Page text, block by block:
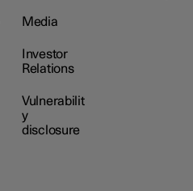
Media
Investor
Relations
Vulnerabilit
y
disclosure